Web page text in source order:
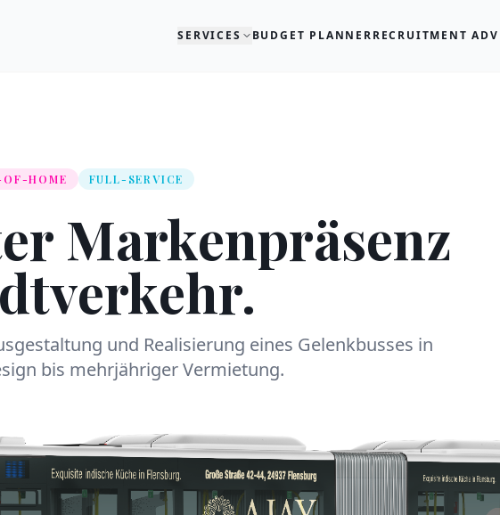
SERVICES BUDGET PLANNERRECRUITMENT
OF-HOME FULL-SERVICE
Markenpräsenz
und Realisierung eines Gelenkbusses in
bis mehrjähriger Vermietung.